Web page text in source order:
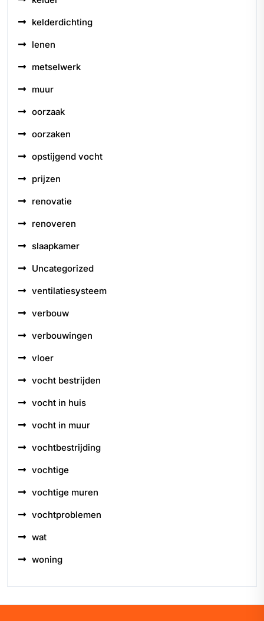
kelderdichting
lenen
metselwerk
muur
oorzaak
oorzaken
opstijgend vocht
prijzen
renovatie
renoveren
slaapkamer
Uncategorized
ventilatiesysteem
verbouw
verbouwingen
vloer
vocht bestrijden
vocht in huis
vocht in muur
vochtbestrijding
vochtige
vochtige muren
vochtproblemen
wat
woning